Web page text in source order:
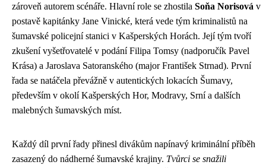
zároveň autorem scénáře. Hlavní role se zhostila Soňa Norisová v
postavě kapitánky Jane Vinické, která vede tým kriminalistů na
šumavské policejní stanici v Kašperských Horách. Její tým tvoří
zkušení vyšetřovatelé v podání Filipa Tomsy (nadporučík Pavel
Krása) a Jaroslava Satoranského (major František Strnad). První
řada se natáčela převážně v autentických lokacích Šumavy,
především v okolí Kašperských Hor, Modravy, Srní a dalších
malebných šumavských míst.
Každý díl první řady přinesl divákům napínavý kriminální příběh
zasazený do nádherné šumavské krajiny. Tvůrci se snažili